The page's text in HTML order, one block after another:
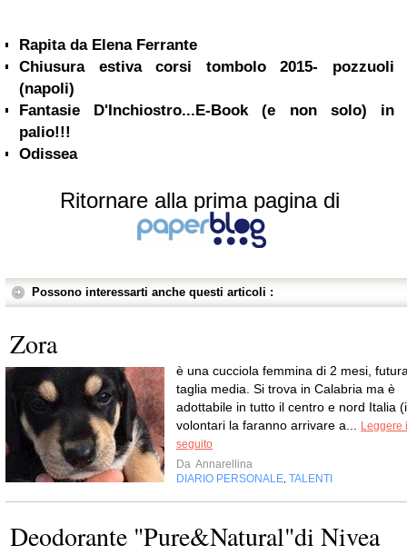
Rapita da Elena Ferrante
Chiusura estiva corsi tombolo 2015- pozzuoli
(napoli)
Fantasie D'Inchiostro...E-Book (e non solo) in
palio!!!
Odissea
Ritornare alla prima pagina di
Possono interessarti anche questi articoli :
Zora
è una cucciola femmina di 2 mesi,
taglia media. Si trova in Calabria ma è
adottabile in tutto il centro e nord Italia (i
volontari la faranno arrivare a...
Leggere
seguito
Da Annarellina
DIARIO PERSONALE TALENTI
Deodorante "Pure&Natural"di Nivea